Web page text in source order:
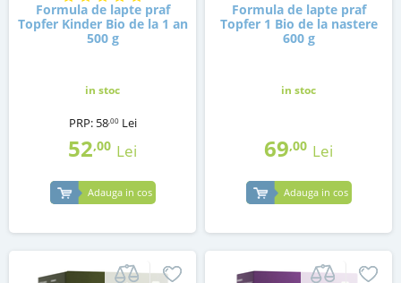
Formula de lapte praf
Topfer Kinder Bio de la 1 an
500 g
in stoc
PRP: 58,00 Lei
52,00 Lei
Adauga in cos
Formula de lapte praf
Topfer 1 Bio de la nastere
600 g
in stoc
69,00 Lei
Adauga in cos